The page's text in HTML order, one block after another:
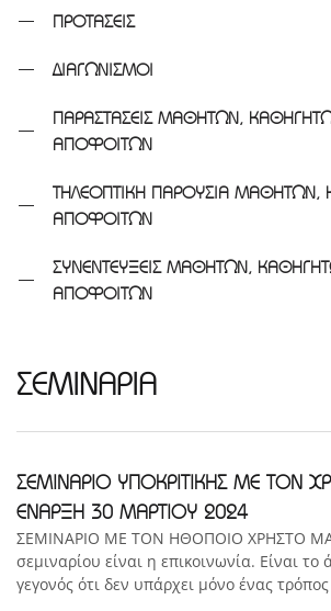
ΠΡΟΤΑΣΕΙΣ
ΔΙΑΓΩΝΙΣΜΟΙ
ΠΑΡΑΣΤΑΣΕΙΣ ΜΑΘΗΤΩΝ,
ΑΠΟΦΟΙΤΩΝ
ΤΗΛΕΟΠΤΙΚΗ ΠΑΡΟΥΣΙΑ ΜΑΘΗΤΩΝ,
ΑΠΟΦΟΙΤΩΝ
ΣΥΝΕΝΤΕΥΞΕΙΣ ΜΑΘΗΤΩΝ,
ΑΠΟΦΟΙΤΩΝ
ΣΕΜΙΝΑΡΙΑ
ΣΕΜΙΝΑΡΙΟ ΥΠΟΚΡΙΤΙΚΗΣ ΜΕ ΤΟΝ
ΕΝΑΡΞΗ 30 ΜΑΡΤΙΟΥ 2024
ΣΕΜΙΝΑΡΙΟ ΜΕ ΤΟΝ ΗΘΟΠΟΙΟ ΧΡΗΣΤΟ
σεμιναρίου είναι η επικοινωνία. Είναι το
γεγονός ότι δεν υπάρχει μόνο ένας